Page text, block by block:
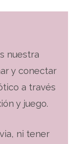
nuestra
y conectar
a través
y juego.
ni tener